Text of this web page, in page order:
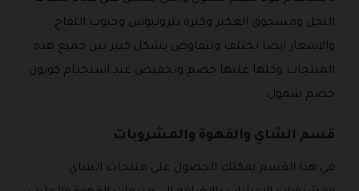
النحل ومسحوق العكبر وكثرة بتروليوس وحبوب اللقاح
والاسعار ايضا تختلف وتتفاوض بشكل كبير بين جميع هذه
المنتجات وكلها عليها خصم وتخفيض عند استخدام كوبون
خصم شمول.
قسم الشاي والقهوة والمشروبات
في هذا القسم يمكنك الحصول على منتجات الشاي